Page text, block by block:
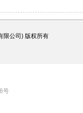
限公司) 版权所有
号